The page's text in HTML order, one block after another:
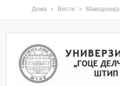
Дома Вести Македонија